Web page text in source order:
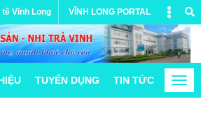
tế Vĩnh Long VĨNH LONG PORTAL
TUYỂN DỤNG TIN TỨC & HOẠT